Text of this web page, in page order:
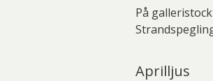
På
Aprilljus